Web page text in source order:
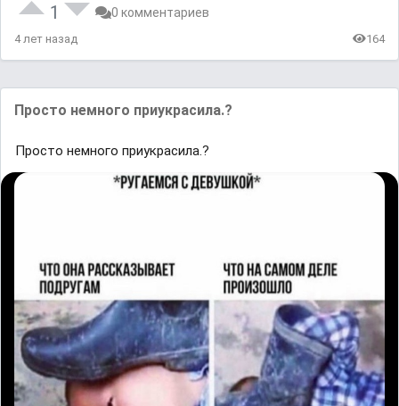
1 0 комментариев
4 лет назад 164
Просто немного приукрасила.?
Просто немного приукрасила.?